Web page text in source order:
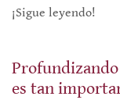
¡Sigue leyendo!
es tan